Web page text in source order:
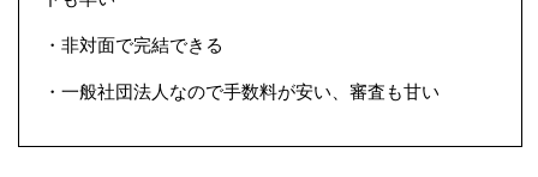
・非対面で完結できる
・一般社団法人なので手数料が安い、審査も甘い